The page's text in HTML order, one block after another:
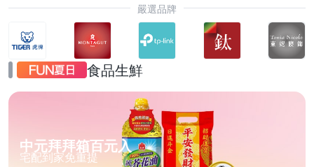
嚴選品牌
食品生鮮
中元拜拜箱百元入
宅配到家免重提